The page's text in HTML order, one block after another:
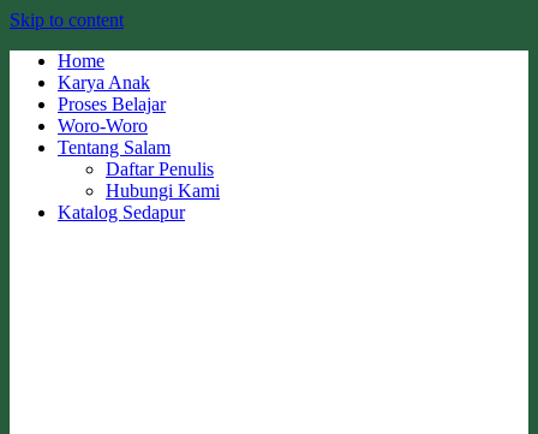
Skip to content
Home
Karya Anak
Proses Belajar
Woro-Woro
Tentang Salam
Daftar Penulis
Hubungi Kami
Katalog Sedapur